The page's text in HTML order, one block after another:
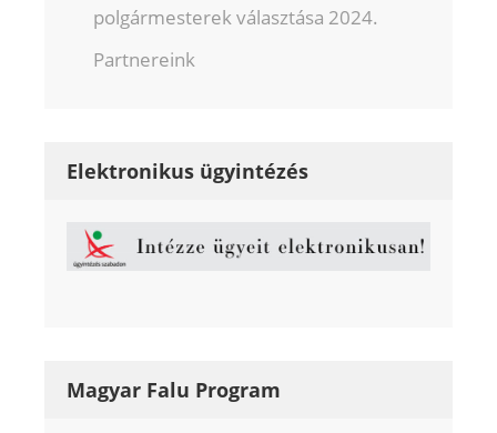
polgármesterek választása 2024.
Partnereink
Elektronikus ügyintézés
Magyar Falu Program